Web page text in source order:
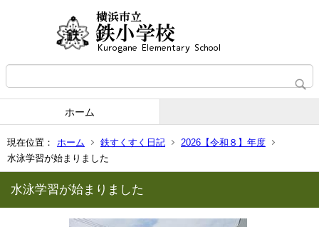
ホーム
現在位置： ホーム 鉄すくすく日記
2026【令和８】年度
水泳学習が始まりました
水泳学習が始まりました